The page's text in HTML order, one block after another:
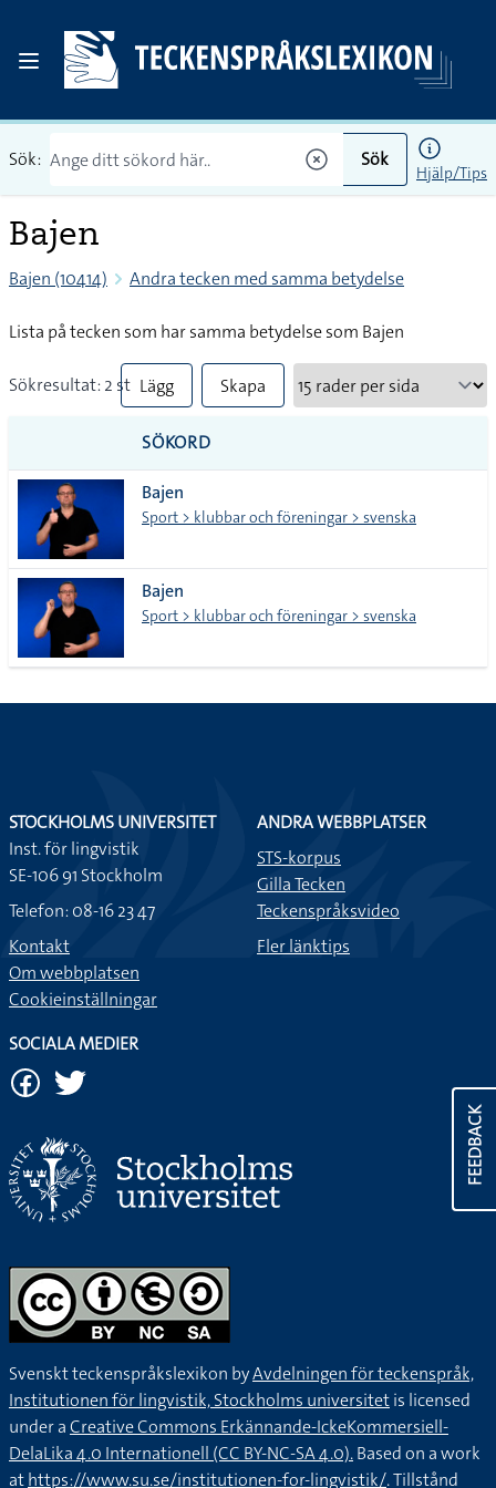
Sök: Sök
Hjälp/Tips
Bajen
Bajen (10414) Andra tecken med samma betydelse
Lista på tecken som har samma betydelse som Bajen
Sökresultat: 2 st Lägg
till
alla i
lista
Skapa
SÖKORD
Bajen
Sport > klubbar och föreningar > svenska
Bajen
Sport > klubbar och föreningar > svenska
FEEDBACK
STOCKHOLMS UNIVERSITET
Inst. för lingvistik
SE-106 91 Stockholm
Telefon: 08-16 23 47
Kontakt
Om webbplatsen
Cookieinställningar
ANDRA WEBBPLATSER
STS-korpus
Gilla Tecken
Teckenspråksvideo
Fler länktips
SOCIALA MEDIER
Svenskt teckenspråkslexikon byAvdelningen för teckenspråk,
Institutionen för lingvistik, Stockholms universitetis licensed
under aCreative Commons Erkännande-IckeKommersiell-
DelaLika 4.0 Internationell (CC BY-NC-SA 4.0).Based on a work
athttps://www.su.se/institutionen-for-lingvistik/. Tillstånd